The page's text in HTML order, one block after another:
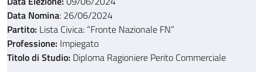
Data Nomina: 26/06/2024
Partito: Lista Civica: “Fronte Nazionale FN”
Professione: Impiegato
Titolo di Studio: Diploma Ragioniere Perito Commerciale